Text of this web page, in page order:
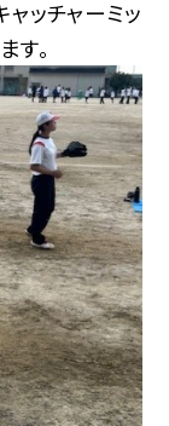
ッチャーミッ
す。